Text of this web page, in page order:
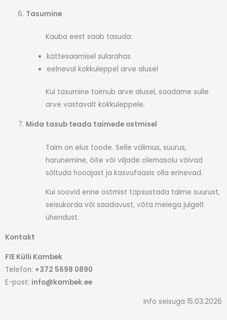
Tasumine
Kauba eest saab tasuda:
kättesaamisel sularahas
eelneval kokkuleppel arve alusel
Kui tasumine toimub arve alusel, saadame sulle
arve vastavalt kokkuleppele.
Mida tasub teada taimede ostmisel
Taim on elus toode. Selle välimus, suurus,
harunemine, õite või viljade olemasolu võivad
sõltuda hooajast ja kasvufaasis olla erinevad.
Kui soovid enne ostmist täpsustada taime suurust,
seisukorda või saadavust, võta meiega julgelt
ühendust.
Kontakt
FIE Külli Kambek
Telefon: +372 5698 0890
E-post: info@kambek.ee
Info seisuga 15.03.2026